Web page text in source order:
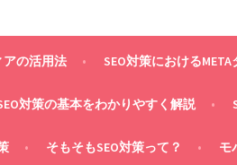
アの活用法 SEO対策における
対策の基本をわかりやすく解説
そもそもSEO対策って？ モ